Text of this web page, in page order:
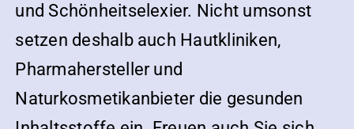
und Schönheitselexier. Nicht umsonst
setzen deshalb auch Hautkliniken,
Pharmahersteller und
Naturkosmetikanbieter die gesunden